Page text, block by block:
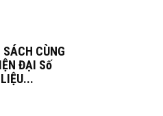
CÙNG
ĐẠI Số